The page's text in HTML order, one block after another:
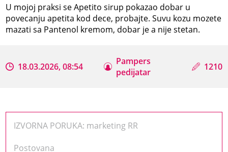
U mojoj praksi se Apetito sirup pokazao dobar u
povecanju apetita kod dece, probajte. Suvu kozu mozete
mazati sa Pantenol kremom, dobar je a nije stetan.
18.03.2026, 08:54
Pampers
pedijatar
1210
IZVORNA PORUKA: marketing RR
Postovana